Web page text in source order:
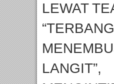
Twilite Orchestra Presents The Beatles
LEWAT
LANGIT”,